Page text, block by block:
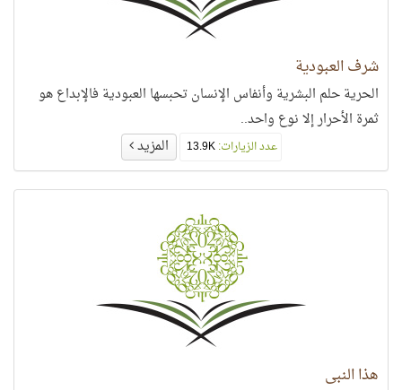
شرف العبودية
الحرية حلم البشرية وأنفاس الإنسان تحبسها العبودية فالإبداع هو
ثمرة الأحرار إلا نوع واحد..
عدد الزيارات:13.9K المزيد
هذا النبي